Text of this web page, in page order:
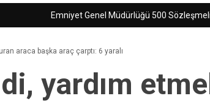
(Hizmetli) Alımı Başladı!
araca başka araç çarptı: 6 yaralı
yardım